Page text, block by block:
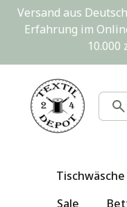
Versand aus
Erfahrung im
10.000
Tischwäsche
Sale